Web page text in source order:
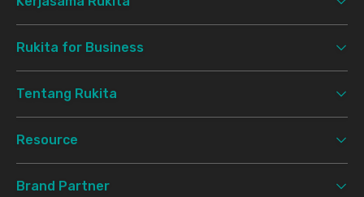
Rukita for Business
Tentang Rukita
Resource
Brand Partner